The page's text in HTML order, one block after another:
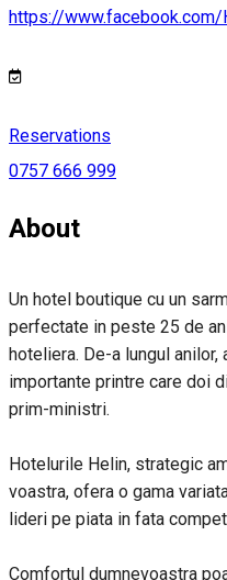
https://
Reservations
0757 666 999
About
Un hotel boutique cu un
perfectate in peste 25 de
hoteliera. De-a lungul
importante printre care doi
prim-ministri.
Hotelurile Helin, strategic
voastra, ofera o gama
lideri pe piata in fata
Comfortul dumnevoastra